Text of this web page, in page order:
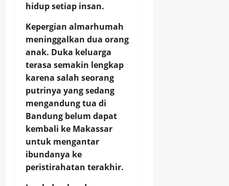
hidup setiap insan.
Kepergian almarhumah
meninggalkan dua orang
anak. Duka keluarga
terasa semakin lengkap
karena salah seorang
putrinya yang sedang
mengandung tua di
Bandung belum dapat
kembali ke Makassar
untuk mengantar
ibundanya ke
peristirahatan terakhir.